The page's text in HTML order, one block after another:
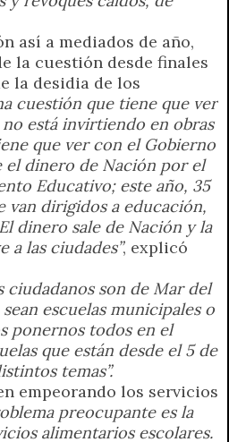
así a mediados de año,
la cuestión desde finales
la desidia de los
cuestión que tiene que ver
está invirtiendo en obras
que ver con el Gobierno
el dinero de Nación por el
Educativo; este año, 35
van dirigidos a educación,
dinero sale de Nación y la
a las ciudades”, explicó
ciudadanos son de Mar del
escuelas municipales o
ponernos todos en el
que están desde el 5 de
temas”.
empeorando los servicios
preocupante es la
alimentarios escolares.